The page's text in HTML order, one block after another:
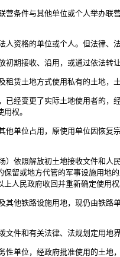
件与其他单位或个人举办联
格的单位或个人。但法律、法
接收、沿用，或通过依法转
土地方式使用私有的土地，
经变更了实际土地使用者的，
权。
单位占用，原使用单位因恢复
依照解放初土地接收文件和人
留或地方代管的军事设施用
人民政府收回并重新确定使用权
他铁路设施用地，现仍由铁路
件和有关法律、法规划定用地界
单位，经政府批准使用的土地